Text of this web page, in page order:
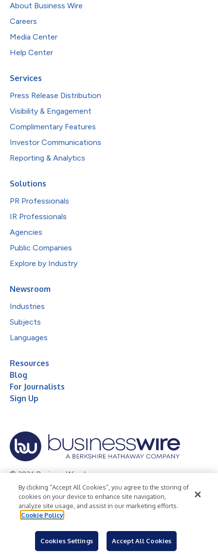
About Business Wire
Careers
Media Center
Help Center
Services
Press Release Distribution
Visibility & Engagement
Complimentary Features
Investor Communications
Reporting & Analytics
Solutions
PR Professionals
IR Professionals
Agencies
Public Companies
Explore by Industry
Newsroom
Industries
Subjects
Languages
Resources
Blog
For Journalists
Sign Up
© 2026 Business Wire, Inc.
Privacy Policy Cookie Policy
Accessibility Statement
Terms of Use
Legal
By clicking “Accept All Cookies”, you agree to the storing of
cookies on your device to enhance site navigation,
analyze site usage, and assist in our marketing efforts.
Cookie Policy
Cookies Settings Accept All Cookies